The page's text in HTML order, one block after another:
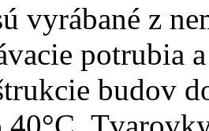
vyrábané z
potrubia
budov